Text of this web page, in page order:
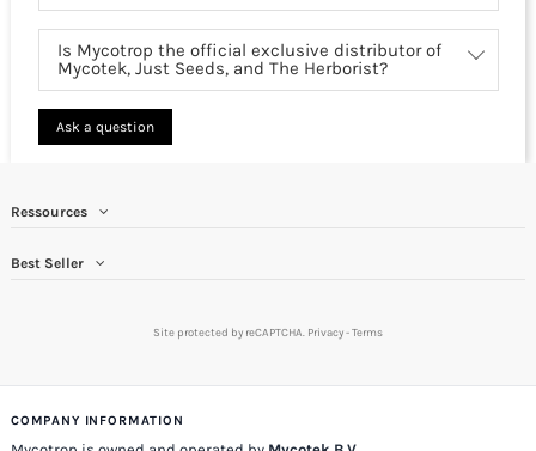
Is Mycotrop the official exclusive distributor of
Mycotek, Just Seeds, and The Herborist?
Ask a question
Ressources
Best Seller
Site protected by reCAPTCHA. Privacy-Terms
COMPANY INFORMATION